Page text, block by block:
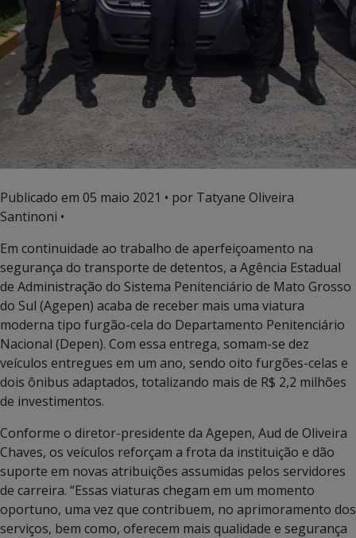
Publicado em 05 maio 2021 • por Tatyane Oliveira
Santinoni •
Em continuidade ao trabalho de aperfeiçoamento na
segurança do transporte de detentos, a Agência Estadual
de Administração do Sistema Penitenciário de Mato Grosso
do Sul (Agepen) acaba de receber mais uma viatura
moderna tipo furgão-cela do Departamento Penitenciário
Nacional (Depen). Com essa entrega, somam-se dez
veículos entregues em um ano, sendo oito furgões-celas e
dois ônibus adaptados, totalizando mais de R$ 2,2 milhões
de investimentos.
Conforme o diretor-presidente da Agepen, Aud de Oliveira
Chaves, os veículos reforçam a frota da instituição e dão
suporte em novas atribuições assumidas pelos servidores
de carreira. “Essas viaturas chegam em um momento
oportuno, uma vez que contribuem, no aprimoramento dos
serviços, bem como, oferecem mais qualidade e segurança